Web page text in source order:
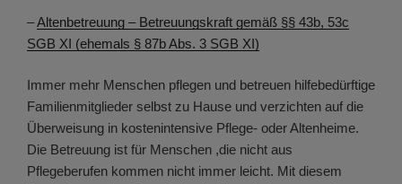
–Altenbetreuung – Betreuungskraft gemäß §§ 43b, 53c
SGB XI (ehemals § 87b Abs. 3 SGB XI)
Immer mehr Menschen pflegen und betreuen hilfebedürftige
Familienmitglieder selbst zu Hause und verzichten auf die
Überweisung in kostenintensive Pflege- oder Altenheime.
Die Betreuung ist für Menschen ,die nicht aus
Pflegeberufen kommen nicht immer leicht. Mit diesem